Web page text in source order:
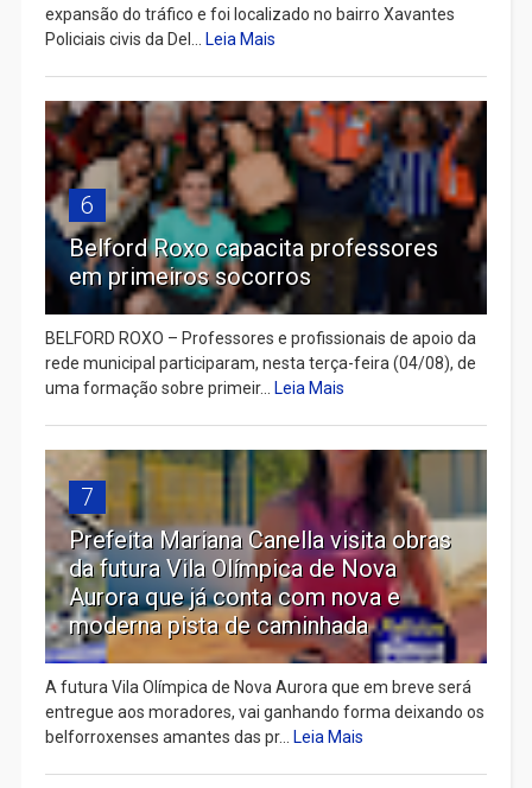
expansão do tráfico e foi localizado no bairro Xavantes
Policiais civis da Del... Leia Mais
6
Belford Roxo capacita professores
em primeiros socorros
BELFORD ROXO – Professores e profissionais de apoio da
rede municipal participaram, nesta terça-feira (04/08), de
uma formação sobre primeir... Leia Mais
7
Prefeita Mariana Canella visita obras
da futura Vila Olímpica de Nova
Aurora que já conta com nova e
moderna pista de caminhada
A futura Vila Olímpica de Nova Aurora que em breve será
entregue aos moradores, vai ganhando forma deixando os
belforroxenses amantes das pr... Leia Mais